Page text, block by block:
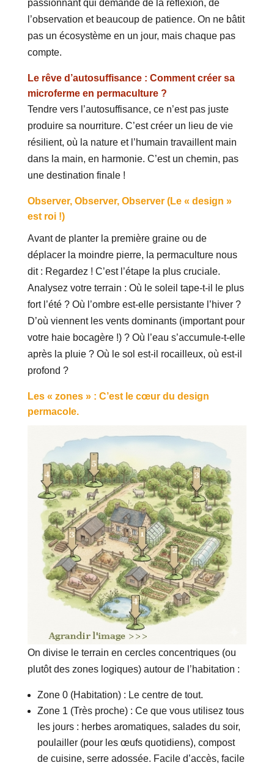
passionnant qui demande de la réflexion, de
l’observation et beaucoup de patience. On ne bâtit
pas un écosystème en un jour, mais chaque pas
compte.
Le rêve d’autosuffisance : Comment créer sa
microferme en permaculture ?
Tendre vers l’autosuffisance, ce n’est pas juste
produire sa nourriture. C’est créer un lieu de vie
résilient, où la nature et l’humain travaillent main
dans la main, en harmonie. C’est un chemin, pas
une destination finale !
Observer, Observer, Observer (Le « design »
est roi !)
Avant de planter la première graine ou de
déplacer la moindre pierre, la permaculture nous
dit : Regardez ! C’est l’étape la plus cruciale.
Analysez votre terrain : Où le soleil tape-t-il le plus
fort l’été ? Où l’ombre est-elle persistante l’hiver ?
D’où viennent les vents dominants (important pour
votre haie bocagère !) ? Où l’eau s’accumule-t-elle
après la pluie ? Où le sol est-il rocailleux, où est-il
profond ?
Les « zones » : C’est le cœur du design
permacole.
On divise le terrain en cercles concentriques (ou
plutôt des zones logiques) autour de l’habitation :
Zone 0 (Habitation) : Le centre de tout.
Zone 1 (Très proche) : Ce que vous utilisez tous
les jours : herbes aromatiques, salades du soir,
poulailler (pour les œufs quotidiens), compost
de cuisine, serre adossée. Facile d’accès, facile